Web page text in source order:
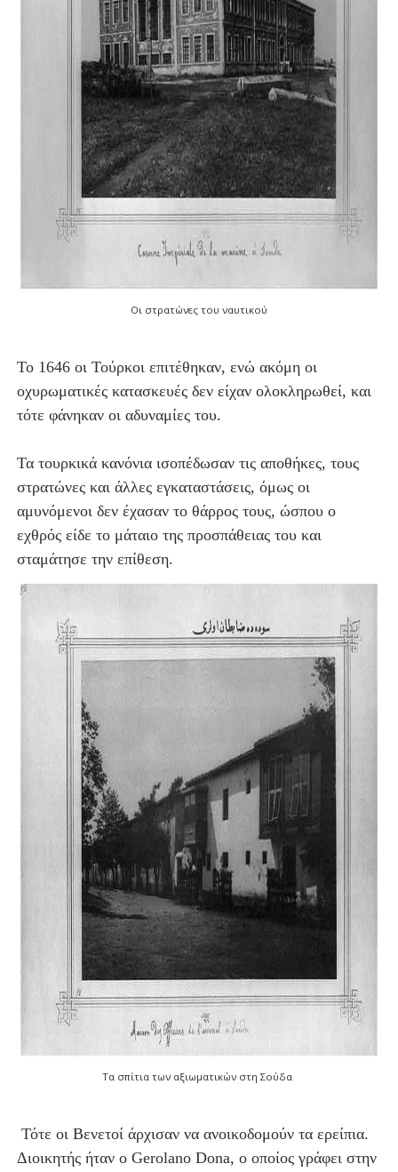
Οι στρατώνες του ναυτικού
Το 1646 οι Τούρκοι επιτέθηκαν, ενώ ακόμη οι
οχυρωματικές κατασκευές δεν είχαν ολοκληρωθεί, και
τότε φάνηκαν οι αδυναμίες του.
Τα τουρκικά κανόνια ισοπέδωσαν τις αποθήκες, τους
στρατώνες και άλλες εγκαταστάσεις, όμως οι
αμυνόμενοι δεν έχασαν το θάρρος τους, ώσπου ο
εχθρός είδε το μάταιο της προσπάθειας του και
σταμάτησε την επίθεση.
Τα σπίτια των αξιωματικών στη Σούδα
Τότε οι Βενετοί άρχισαν να ανοικοδομούν τα ερείπια.
Διοικητής ήταν ο Gerolano Dona, ο οποίος γράφει στην